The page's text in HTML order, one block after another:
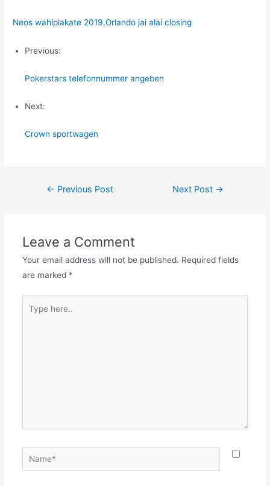
Neos wahlplakate 2019,Orlando jai alai closing
Previous:
Pokerstars telefonnummer angeben
Next:
Crown sportwagen
Post← Previous Post Next Post →
Leave a Comment
Your email address will not be published. Required fields
are marked *
here..
Name*